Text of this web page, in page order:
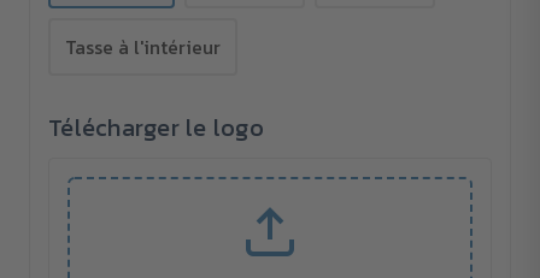
Tasse à l'intérieur
Télécharger le logo